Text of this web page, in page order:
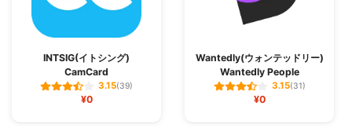
INTSIG(イトシング)
CamCard
3.15(39)
¥0
Wantedly(ウォンテッドリー)
Wantedly People
3.15(31)
¥0